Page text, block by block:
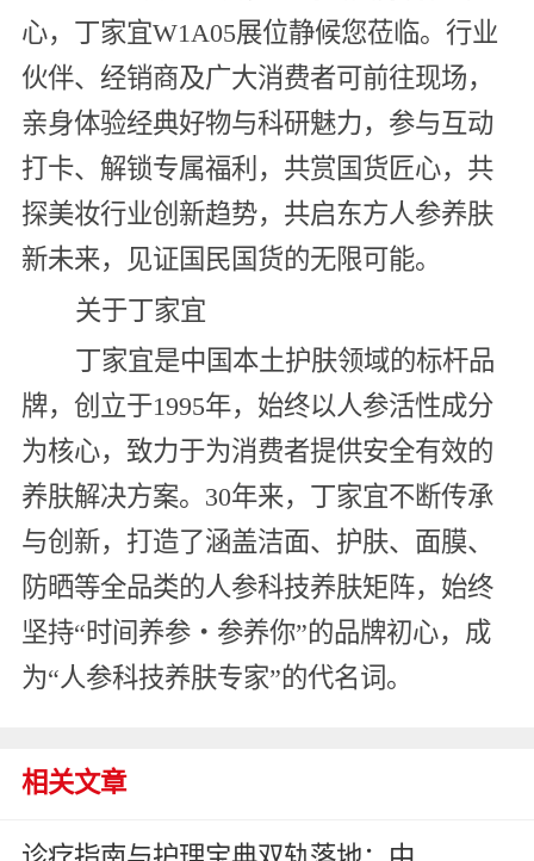
心，丁家宜W1A05展位静候您莅临。行业
伙伴、经销商及广大消费者可前往现场，
亲身体验经典好物与科研魅力，参与互动
打卡、解锁专属福利，共赏国货匠心，共
探美妆行业创新趋势，共启东方人参养肤
新未来，见证国民国货的无限可能。
关于丁家宜
丁家宜是中国本土护肤领域的标杆品
牌，创立于1995年，始终以人参活性成分
为核心，致力于为消费者提供安全有效的
养肤解决方案。30年来，丁家宜不断传承
与创新，打造了涵盖洁面、护肤、面膜、
防晒等全品类的人参科技养肤矩阵，始终
坚持“时间养参・参养你”的品牌初心，成
为“人参科技养肤专家”的代名词。
相关文章